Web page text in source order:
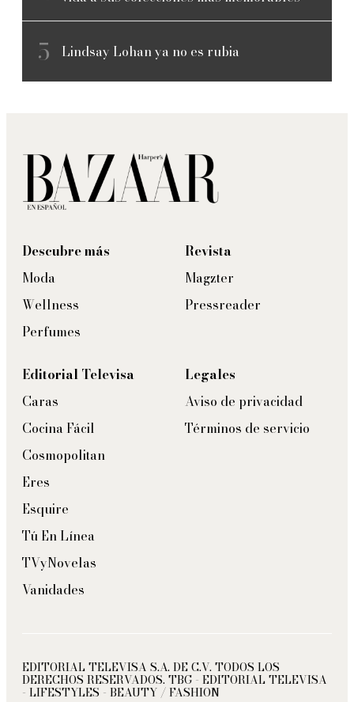
Lindsay Lohan ya no es rubia
Descubre más
Moda
Wellness
Perfumes
Revista
Magzter
Pressreader
Editorial Televisa
Caras
Cocina Fácil
Cosmopolitan
Eres
Esquire
Tú En Línea
TVyNovelas
Vanidades
Legales
Aviso de privacidad
Términos de servicio
EDITORIAL TELEVISA S.A. DE C.V. TODOS LOS
DERECHOS RESERVADOS. TBG - EDITORIAL TELEVISA
- LIFESTYLES - BEAUTY / FASHION